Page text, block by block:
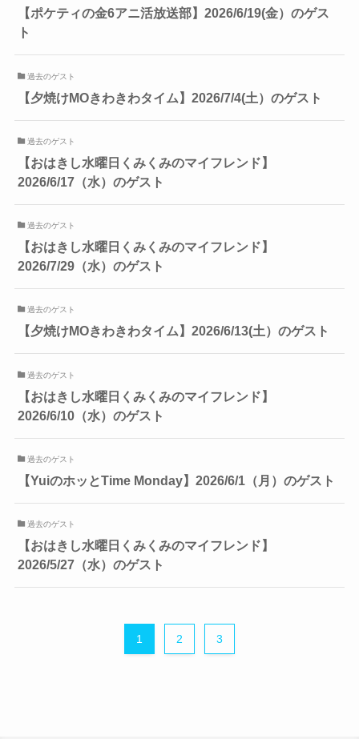
【ポケティの金6アニ活放送部】2026/6/19(金）のゲス
ト
過去のゲスト
【夕焼けMOきわきわタイム】2026/7/4(土）のゲスト
過去のゲスト
【おはきし水曜日くみくみのマイフレンド】
2026/6/17（水）のゲスト
過去のゲスト
【おはきし水曜日くみくみのマイフレンド】
2026/7/29（水）のゲスト
過去のゲスト
【夕焼けMOきわきわタイム】2026/6/13(土）のゲスト
過去のゲスト
【おはきし水曜日くみくみのマイフレンド】
2026/6/10（水）のゲスト
過去のゲスト
【YuiのホッとTime Monday】2026/6/1（月）のゲスト
過去のゲスト
【おはきし水曜日くみくみのマイフレンド】
2026/5/27（水）のゲスト
1 2 3